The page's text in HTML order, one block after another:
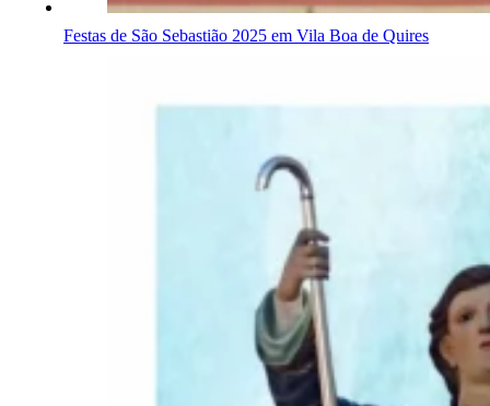
Festas de São Sebastião 2025 em Vila Boa de Quires